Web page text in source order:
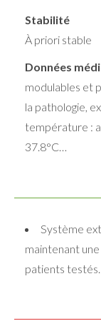
Stabilité
À priori stable
Données
modulables et
la pathologie,
température :
37.8°C…
Système
maintenant
patients testés.